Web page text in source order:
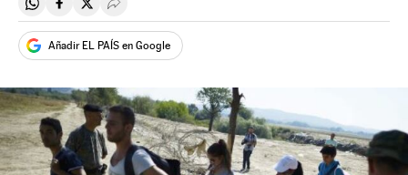
Compartir en Whatsapp
Compartir en Facebook
Compartir en Twitter
Desplegar Redes Sociales
Añadir EL PAÍS en Google